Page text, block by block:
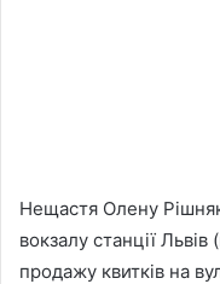
Нещастя Олену
вокзалу станції
продажу квитків на